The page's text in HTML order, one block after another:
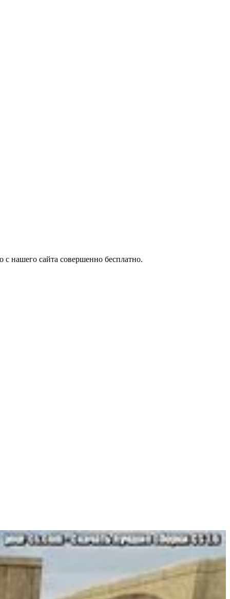
с нашего сайта совершенно бесплатно.